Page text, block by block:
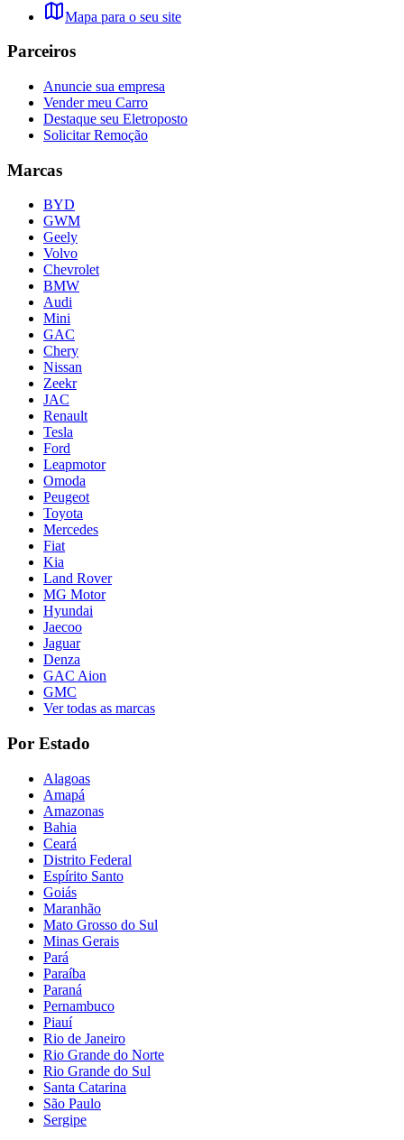
Mapa para o seu site
Parceiros
Anuncie sua empresa
Vender meu Carro
Destaque seu Eletroposto
Solicitar Remoção
Marcas
BYD
GWM
Geely
Volvo
Chevrolet
BMW
Audi
Mini
GAC
Chery
Nissan
Zeekr
JAC
Renault
Tesla
Ford
Leapmotor
Omoda
Peugeot
Toyota
Mercedes
Fiat
Kia
Land Rover
MG Motor
Hyundai
Jaecoo
Jaguar
Denza
GAC Aion
GMC
Ver todas as marcas
Por Estado
Alagoas
Amapá
Amazonas
Bahia
Ceará
Distrito Federal
Espírito Santo
Goiás
Maranhão
Mato Grosso do Sul
Minas Gerais
Pará
Paraíba
Paraná
Pernambuco
Piauí
Rio de Janeiro
Rio Grande do Norte
Rio Grande do Sul
Santa Catarina
São Paulo
Sergipe